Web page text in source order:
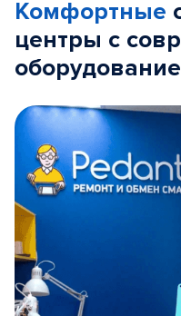
Комфортные
центры с